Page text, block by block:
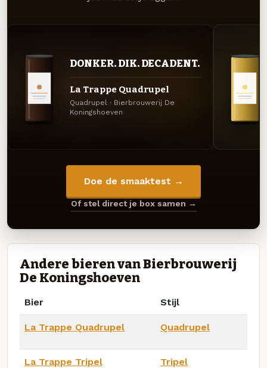
DONKER. DIK. DECADENT.
La Trappe Quadrupel
Quadrupel · Bierbrouwerij De
Koningshoeven
Doe de smaaktest →
Of stel direct je box samen →
Andere bieren van Bierbrouwerij
De Koningshoeven
Bier Stijl
La Trappe Quadrupel Quadrupel
La Trappe Tripel Tripel